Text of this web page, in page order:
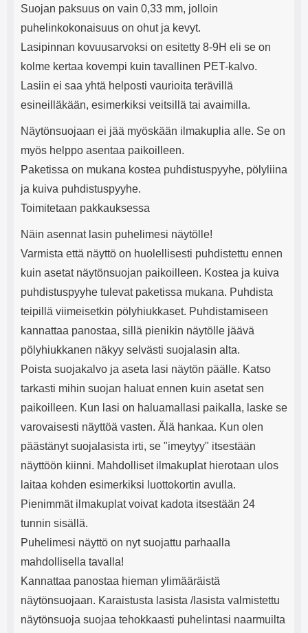
Suojan paksuus on vain 0,33 mm, jolloin
puhelinkokonaisuus on ohut ja kevyt.
Lasipinnan kovuusarvoksi on esitetty 8-9H eli se on
kolme kertaa kovempi kuin tavallinen PET-kalvo.
Lasiin ei saa yhtä helposti vaurioita terävillä
esineilläkään, esimerkiksi veitsillä tai avaimilla.
Näytönsuojaan ei jää myöskään ilmakuplia alle. Se on
myös helppo asentaa paikoilleen.
Paketissa on mukana kostea puhdistuspyyhe, pölyliina
ja kuiva puhdistuspyyhe.
Toimitetaan pakkauksessa
Näin asennat lasin puhelimesi näytölle!
Varmista että näyttö on huolellisesti puhdistettu ennen
kuin asetat näytönsuojan paikoilleen. Kostea ja kuiva
puhdistuspyyhe tulevat paketissa mukana. Puhdista
teipillä viimeisetkin pölyhiukkaset. Puhdistamiseen
kannattaa panostaa, sillä pienikin näytölle jäävä
pölyhiukkanen näkyy selvästi suojalasin alta.
Poista suojakalvo ja aseta lasi näytön päälle. Katso
tarkasti mihin suojan haluat ennen kuin asetat sen
paikoilleen. Kun lasi on haluamallasi paikalla, laske se
varovaisesti näyttöä vasten. Älä hankaa. Kun olen
päästänyt suojalasista irti, se "imeytyy" itsestään
näyttöön kiinni. Mahdolliset ilmakuplat hierotaan ulos
laitaa kohden esimerkiksi luottokortin avulla.
Pienimmät ilmakuplat voivat kadota itsestään 24
tunnin sisällä.
Puhelimesi näyttö on nyt suojattu parhaalla
mahdollisella tavalla!
Kannattaa panostaa hieman ylimääräistä
näytönsuojaan. Karaistusta lasista /lasista valmistettu
näytönsuoja suojaa tehokkaasti puhelintasi naarmuilta